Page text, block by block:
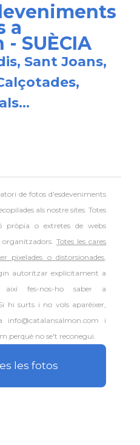
a
SUÈCIA
Sant Joans,
defotos d'esdeveniments
als nostre sites. Totes
pròpia o extretes de webs
organitzadors.Totes les cares
pixelades o distorsionades,
autoritzar explícitament a
fes-nos-ho saber a
hi surts i no vols aparèixer,
i
perquè no se't reconegui.
les fotos